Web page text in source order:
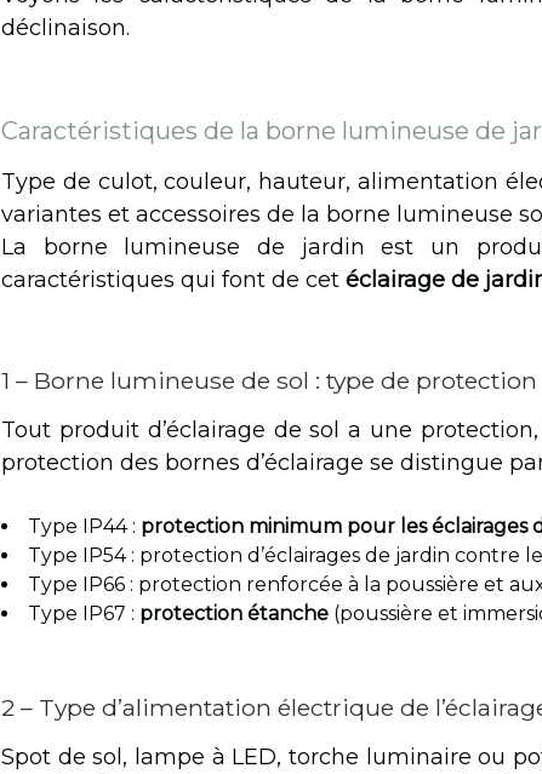
déclinaison.
Caractéristiques de la borne lumineuse de
Type de culot, couleur, hauteur, alimentation
variantes et accessoires de la borne lumineuse
La borne lumineuse de jardin est un
caractéristiques qui font de cet éclairage de
1 – Borne lumineuse de sol : type de protection
Tout produit d’éclairage de sol a une
protection des bornes d’éclairage se distingue
Type IP44 : protection minimum pour les éclairages
Type IP54 : protection d’éclairages de jardin contre
Type IP66 : protection renforcée à la poussière et
Type IP67 : protection étanche (poussière et
2 – Type d’alimentation électrique de
Spot de sol, lampe à LED, torche luminaire ou